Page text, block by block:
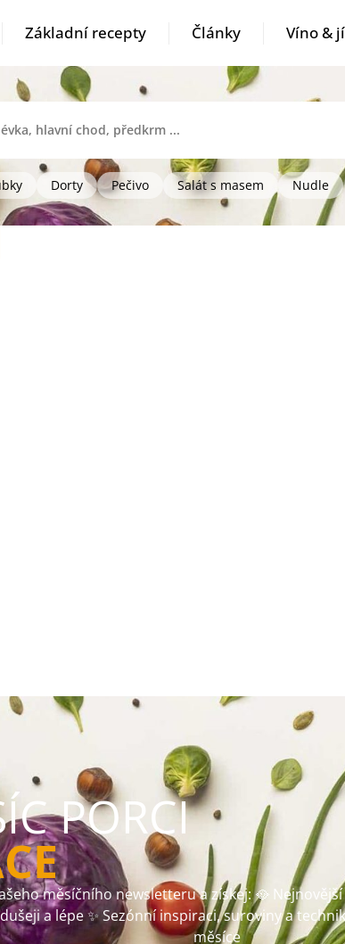
Základní recepty Články Víno &
Dorty Pečivo Salát s masem Nudle
PORCI
měsíčního newsletteru a získej: 🥘
a lépe ✨ Sezónní inspiraci, suroviny a
měsíce